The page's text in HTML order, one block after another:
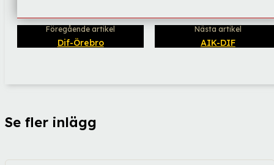
Föregående artikel
Dif-Örebro
Nästa artikel
AIK-DIF
Se fler inlägg